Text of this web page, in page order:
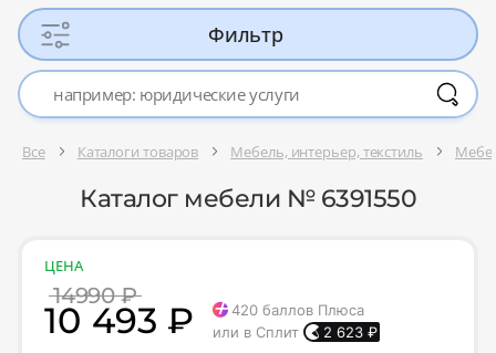
Фильтр
Все Каталоги товаров Мебель, интерьер, текстиль
Каталог мебели № 6391550
ЦЕНА
14990 ₽
10 493 ₽ 420баллов Плюса
или в Сплит
2 623₽